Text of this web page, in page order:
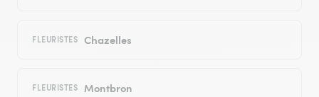
FLEURISTES Chazelles
FLEURISTES Montbron